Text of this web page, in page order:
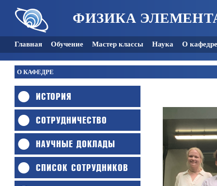
ФИЗИКА
Главная Обучение Мастер классы Наука О кафедре
О КАФЕДРЕ
ИСТОРИЯ
СОТРУДНИЧЕСТВО
НАУЧНЫЕ ДОКЛАДЫ
СПИСОК СОТРУДНИКОВ